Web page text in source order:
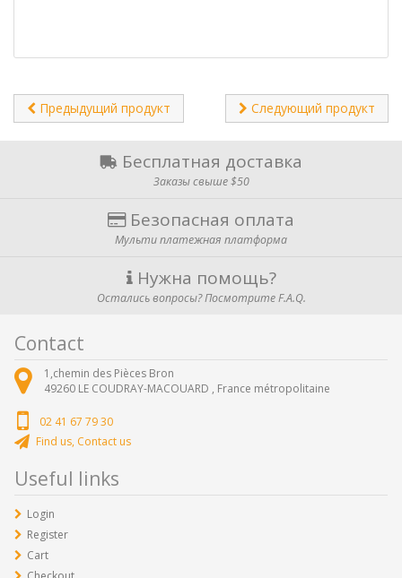
Предыдущий продукт Следующий продукт
Бесплатная доставка
Заказы свыше $50
Безопасная оплата
Мульти платежная платформа
Нужна помощь?
Остались вопросы? Посмотрите F.A.Q.
Contact
1,chemin des Pièces Bron
49260 LE COUDRAY-MACOUARD , France métropolitaine
02 41 67 79 30
Find us, Contact us
Useful links
Login
Register
Cart